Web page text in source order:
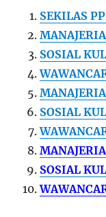
SEKILAS
SOSIAL
SOSIAL
SOSIAL